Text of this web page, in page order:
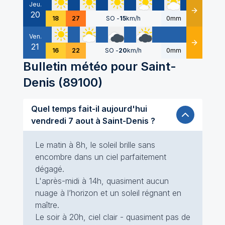
Jeu.
20 18 27 SO -15km/h 0mm Détails
Ven.
21 16 22 SO -20km/h 0mm Détails
Bulletin météo pour Saint-
Denis (89100)
Quel temps fait-il aujourd'hui
vendredi 7 aout à Saint-Denis ?
Le matin à 8h, le soleil brille sans
encombre dans un ciel parfaitement
dégagé.
L'après-midi à 14h, quasiment aucun
nuage à l’horizon et un soleil régnant en
maître.
Le soir à 20h, ciel clair - quasiment pas de